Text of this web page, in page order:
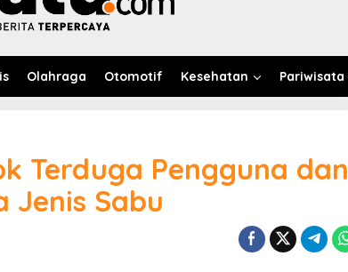
Olahraga Otomotif Kesehatan Pariwisata
Terduga Pengguna dan
Jenis Sabu